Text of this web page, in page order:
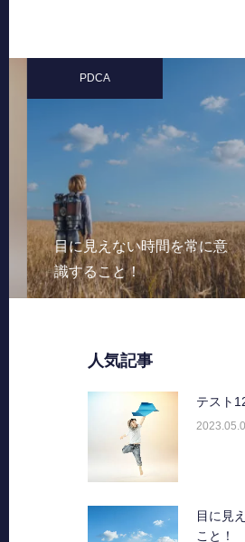
PDCA
目に見えない時間を常に意
識すること！
人気記事
テスト
目に見
こと！